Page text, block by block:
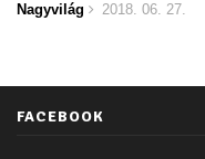
Nagyvilág 2018. 06. 27.
FACEBOOK